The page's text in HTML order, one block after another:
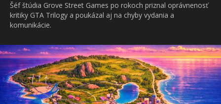
Šéf štúdia Grove Street Games po rokoch priznal oprávnenosť
kritiky GTA Trilogy a poukázal aj na chyby vydania a
komunikácie.